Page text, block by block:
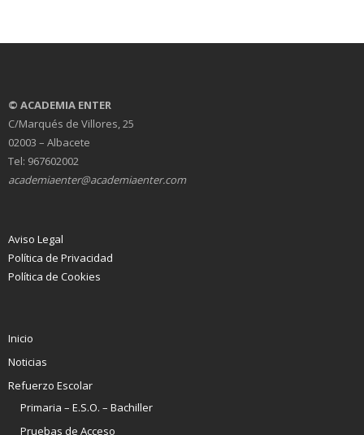
© ACADEMIA ENTER
C/Marqués de Villores, 25
02003 – Albacete
Tel: 967602002
academiaenter@academiaenter.com
Aviso Legal
Política de Privacidad
Política de Cookies
Inicio
Noticias
Refuerzo Escolar
Primaria – E.S.O. – Bachiller
Pruebas de Acceso